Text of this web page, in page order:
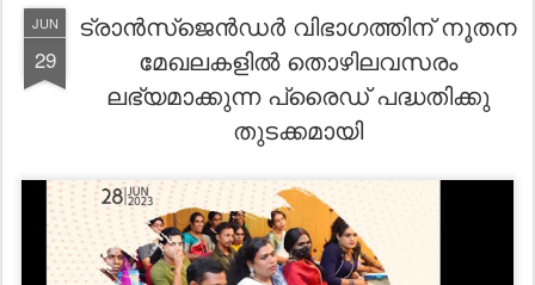
JUN
29
ട്രാൻസ്ജെൻഡർ വിഭാഗത്തിന് നൂതന
മേഖലകളിൽ തൊഴിലവസരം
ലഭ്യമാക്കുന്ന പ്രൈഡ് പദ്ധതിക്കു
തുടക്കമായി